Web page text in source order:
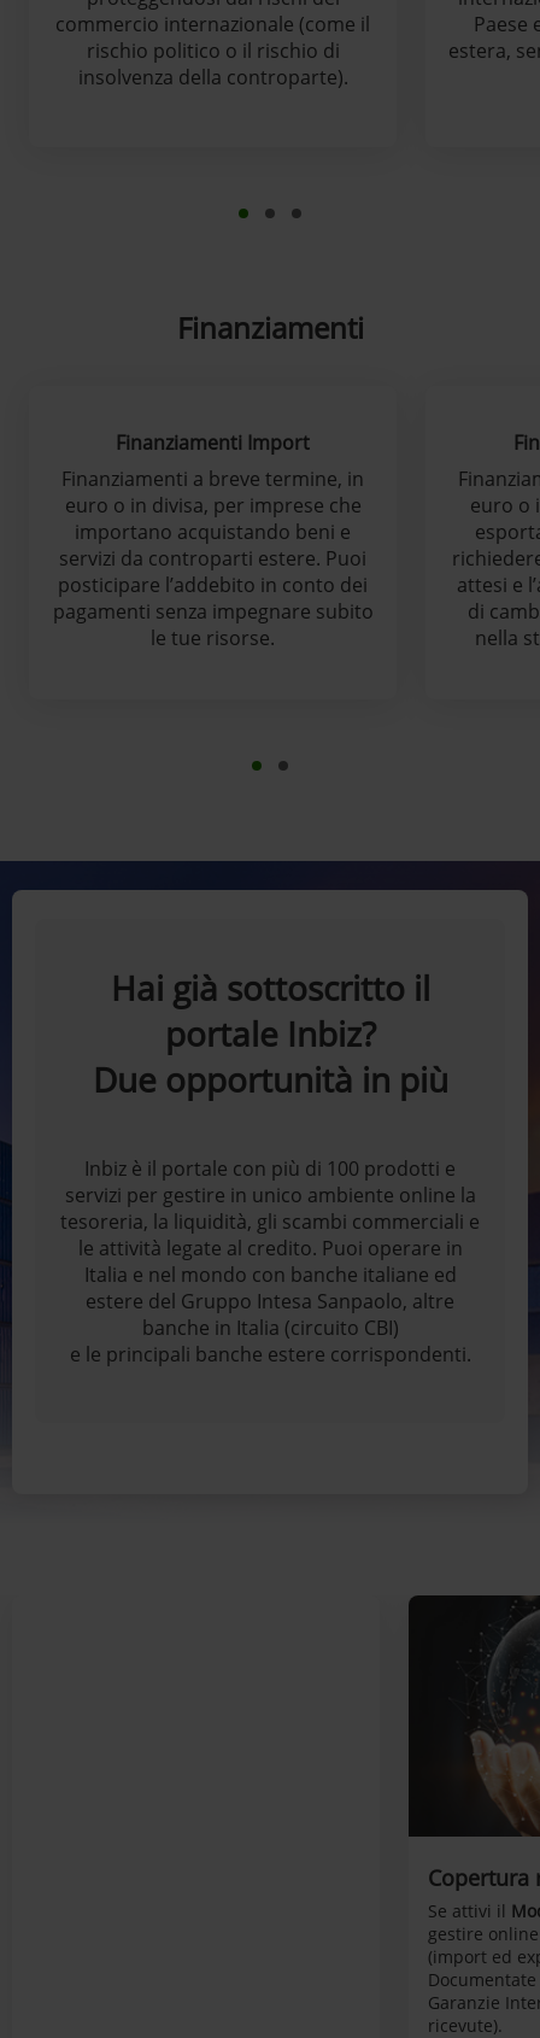
commercio internazionale (come il
rischio politico o il rischio di
insolvenza della controparte).
Paese
estera,
Finanziamenti
Finanziamenti Import
Finanziamenti a breve termine, in
euro o in divisa, per imprese che
importano acquistando beni e
servizi da controparti estere. Puoi
posticipare l’addebito in conto dei
pagamenti senza impegnare subito
le tue risorse.
euro o
attesi e
di
nella
Hai già sottoscritto il
portale Inbiz?
Due opportunità in più
Inbiz è il portale con più di 100 prodotti e
servizi per gestire in unico ambiente online la
tesoreria, la liquidità, gli scambi commerciali e
le attività legate al credito. Puoi operare in
Italia e nel mondo con banche italiane ed
estere del Gruppo Intesa Sanpaolo, altre
banche in Italia (circuito CBI)
e le principali banche estere corrispondenti.
Copertura
Se attivi il
gestire
(import ed
Garanzie
ricevute).